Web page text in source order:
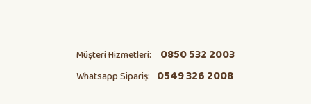
Müşteri Hizmetleri: 0850 532 2003
Whatsapp Sipariş: 0549 326 2008